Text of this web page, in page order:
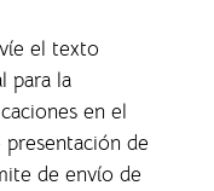
el texto
para la
en el
de
de envío de